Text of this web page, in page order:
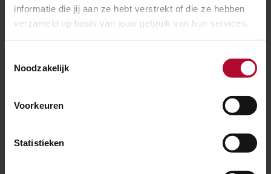
informatie die jij aan ze hebt verstrekt of die ze hebben
verzameld op basis van jouw gebruik van hun services.
Noodzakelijk
Voorkeuren
Statistieken